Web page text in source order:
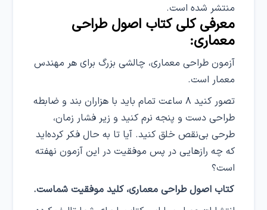
منتشر شده است.
معرفی کلی کتاب اصول طراحی
معماری:
آزمون طراحی معماری، چالشی بزرگ برای هر مهندس
معمار است.
تصور کنید ۸ ساعت تمام باید با هزاران بند و ضابطه
طراحی دست و پنجه نرم کنید و زیر فشار زمان،
طرحی بی‌نقص خلق کنید. آیا تا به حال فکر کرده‌اید
که چه رازهایی در پس موفقیت در این آزمون نهفته
است؟
کتاب اصول طراحی معماری، کلید موفقیت شماست.